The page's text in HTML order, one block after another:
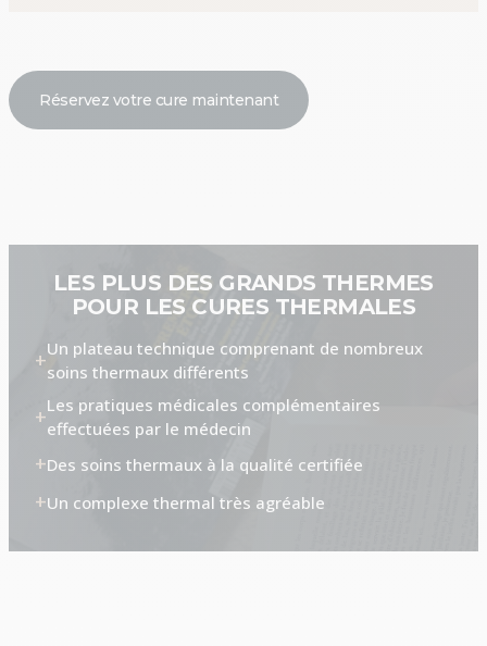
Réservez votre cure maintenant
LES PLUS DES GRANDS THERMES
POUR LES CURES THERMALES
Un plateau technique comprenant de nombreux
soins thermaux différents
Les pratiques médicales complémentaires
effectuées par le médecin
Des soins thermaux à la qualité certifiée
Un complexe thermal très agréable